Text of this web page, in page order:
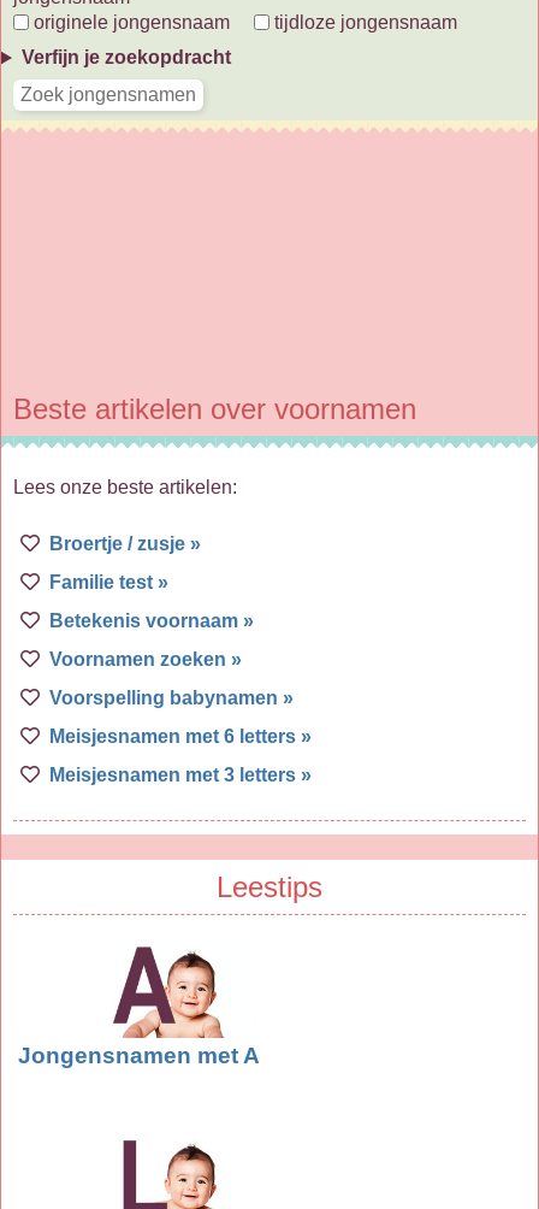
originele jongensnaam
tijdloze jongensnaam
Verfijn je zoekopdracht
Beste artikelen over voornamen
Lees onze beste artikelen:
Broertje / zusje »
Familie test »
Betekenis voornaam »
Voornamen zoeken »
Voorspelling babynamen »
Meisjesnamen met 6 letters »
Meisjesnamen met 3 letters »
Leestips
Jongensnamen met A